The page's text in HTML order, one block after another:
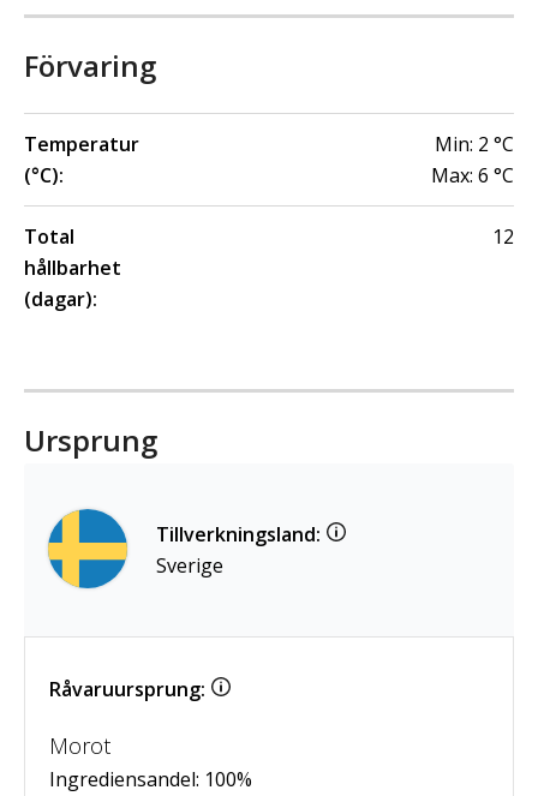
Förvaring
Temperatur
(°C):
Min: 2 °C
Max: 6 °C
Total
hållbarhet
(dagar):
12
Ursprung
Tillverkningsland:
Sverige
Råvaruursprung:
Morot
Ingrediensandel: 100%